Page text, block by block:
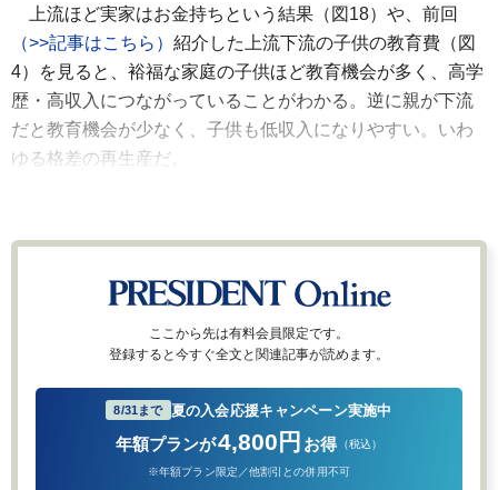
上流ほど実家はお金持ちという結果（図18）や、前回
（>>記事はこちら） 紹介した上流下流の子供の教育費（図
4）を見ると、裕福な家庭の子供ほど教育機会が多く、高学
歴・高収入につながっていることがわかる。逆に親が下流
だと教育機会が少なく、子供も低収入になりやすい。いわ
ゆる格差の再生産だ。
ここから先は有料会員限定です。
登録すると今すぐ全文と関連記事が読めます。
8/31まで 夏の入会応援キャンペーン実施中
年額プランが4,800円 お得 （税込）
※年額プラン限定／他割引との併用不可